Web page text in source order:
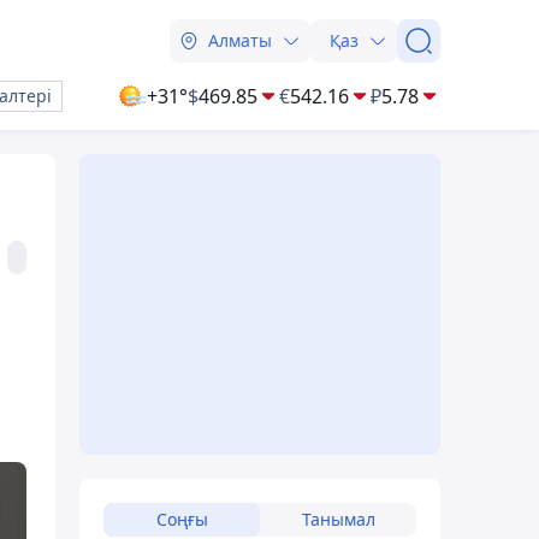
Алматы Қаз
+31°$469.85 €542.16 ₽5.78
Соңғы Танымал